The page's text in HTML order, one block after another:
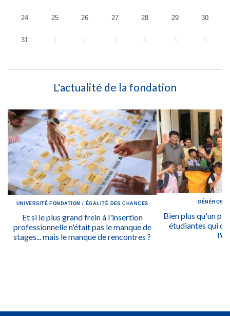
24 25 26 27 28 29 30
31 1 2 3 4 5 6
L'actualité de la fondation
UNIVERSITÉ FONDATION / ÉGALITÉ DES CHANCES
Et si le plus grand frein à l'insertion
professionnelle n'était pas le manque de
stages... mais le manque de rencontres ?
Bien plus qu'un
étudiantes qui